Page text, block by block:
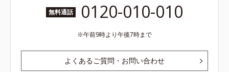
無料通話 0120-010-010
午前9時より午後7時まで
よくあるご質問・お問い合わせ